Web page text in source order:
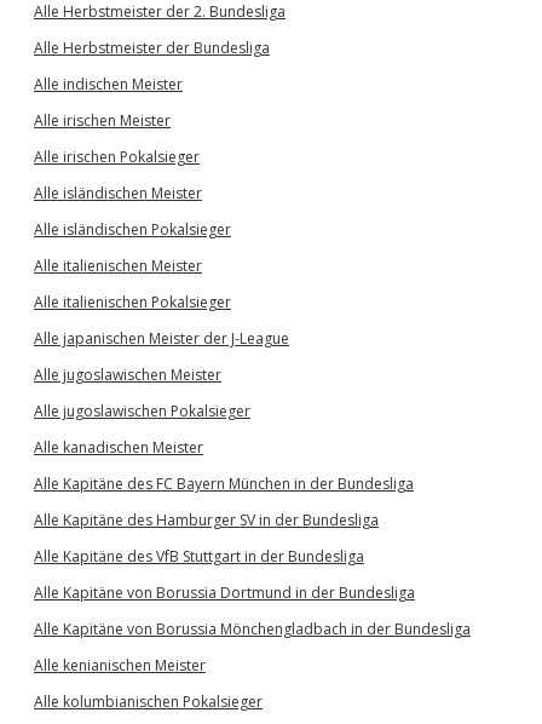
Alle Herbstmeister der 2. Bundesliga
Alle Herbstmeister der Bundesliga
Alle indischen Meister
Alle irischen Meister
Alle irischen Pokalsieger
Alle isländischen Meister
Alle isländischen Pokalsieger
Alle italienischen Meister
Alle italienischen Pokalsieger
Alle japanischen Meister der J-League
Alle jugoslawischen Meister
Alle jugoslawischen Pokalsieger
Alle kanadischen Meister
Alle Kapitäne des FC Bayern München in der Bundesliga
Alle Kapitäne des Hamburger SV in der Bundesliga
Alle Kapitäne des VfB Stuttgart in der Bundesliga
Alle Kapitäne von Borussia Dortmund in der Bundesliga
Alle Kapitäne von Borussia Mönchengladbach in der Bundesliga
Alle kenianischen Meister
Alle kolumbianischen Pokalsieger